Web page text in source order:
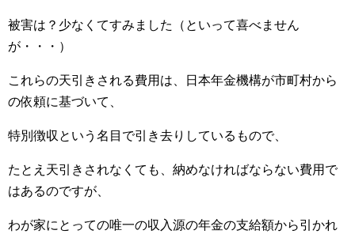
被害は？少なくてすみました（といって喜べません
が・・・）
これらの天引きされる費用は、日本年金機構が市町村から
の依頼に基づいて、
特別徴収という名目で引き去りしているもので、
たとえ天引きされなくても、納めなければならない費用で
はあるのですが、
わが家にとっての唯一の収入源の年金の支給額から引かれ